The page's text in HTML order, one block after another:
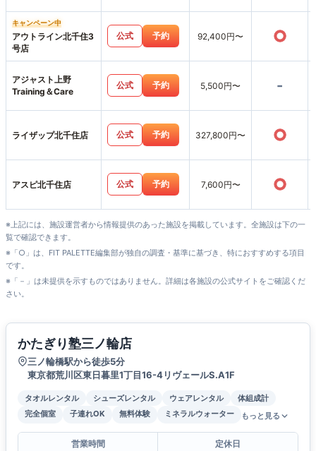
キャンペーン中
アウトライン北千住3
号店
公式 予約 92,400円〜 ○
アジャスト上野
Training＆Care
公式 予約 5,500円〜 -
ライザップ北千住店 公式 予約 327,800円〜 ○
アスピ北千住店 公式 予約 7,600円〜 ○
※上記には、施設運営者から情報提供のあった施設を掲載しています。全施設は下の一
覧で確認できます。
※「○」は、FIT PALETTE編集部が独自の調査・基準に基づき、特におすすめする項目
です。
※「－」は未提供を示すものではありません。詳細は各施設の公式サイトをご確認くだ
さい。
かたぎり塾三ノ輪店
三ノ輪橋駅から徒歩5分
東京都荒川区東日暮里1丁目16-4リヴェールS.A1F
タオルレンタル シューズレンタル ウェアレンタル
体組成計
完全個室
子連れOK 無料体験 ミネラルウォーター もっと見る
営業時間 定休日